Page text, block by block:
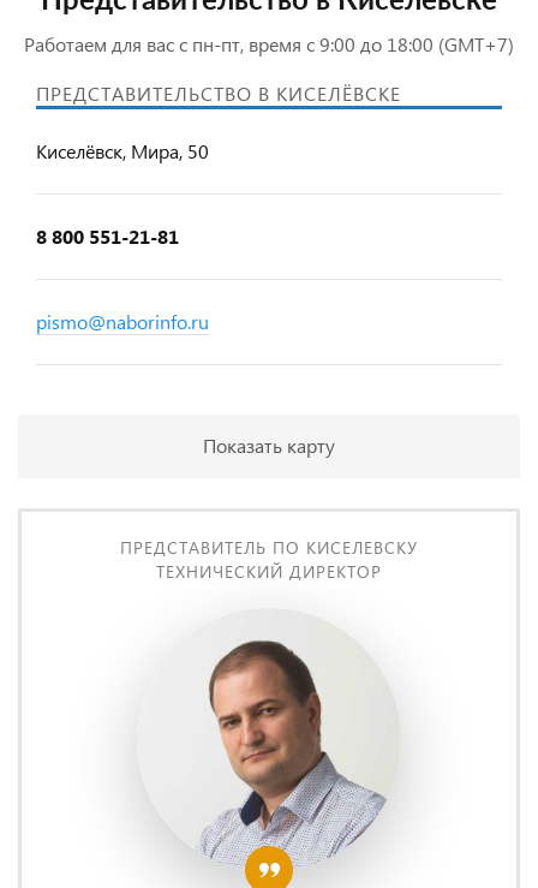
Работаем для вас с пн-пт, время с 9:00 до 18:00 (GMT+7)
ПРЕДСТАВИТЕЛЬСТВО В КИСЕЛЁВСКЕ
Киселёвск, Мира, 50
8 800 551-21-81
pismo@naborinfo.ru
Показать карту
ПРЕДСТАВИТЕЛЬ ПО КИСЕЛЕВСКУ
ТЕХНИЧЕСКИЙ ДИРЕКТОР